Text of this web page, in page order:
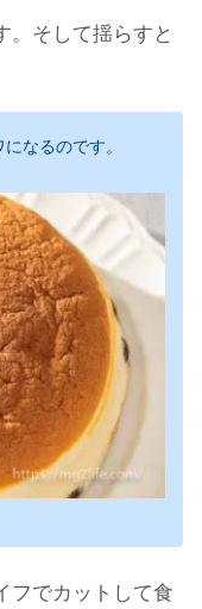
。そして揺らすと
なるのです。
フでカットして食